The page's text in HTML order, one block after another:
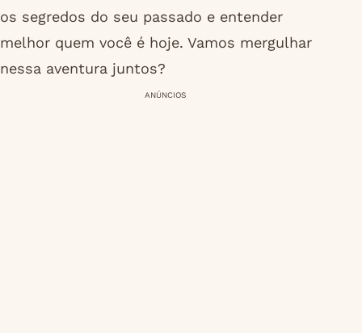
os segredos do seu passado e entender
melhor quem você é hoje. Vamos mergulhar
nessa aventura juntos?
ANÚNCIOS